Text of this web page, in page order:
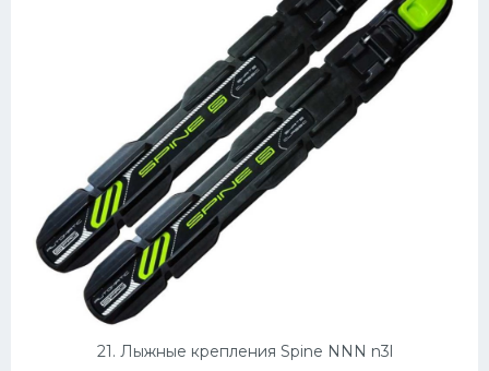
21. Лыжные крепления Spine NNN n3l